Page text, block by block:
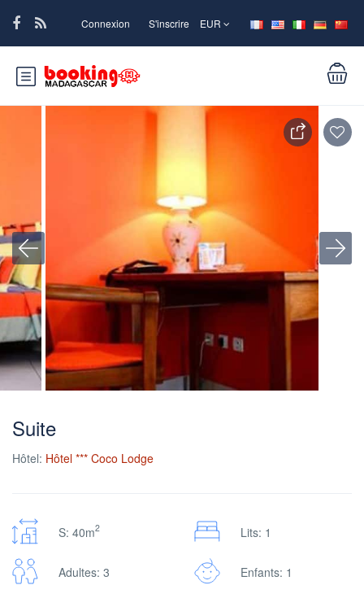
Connexion S'inscrire EUR
Suite
Hôtel: Hôtel *** Coco Lodge
S: 40m2 Lits: 1
Adultes: 3 Enfants: 1